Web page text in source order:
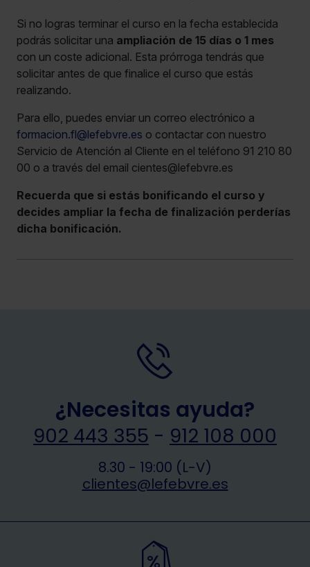
Si no logras terminar el curso en la fecha establecida
podrás solicitar una ampliación de 15 días o 1 mes
con un coste adicional. Esta prórroga tendrás que
solicitar antes de que finalice el curso que estás
realizando.
Para ello, puedes enviar un correo electrónico a
formacion.fl@lefebvre.es o contactar con nuestro
Servicio de Atención al Cliente en el teléfono 91 210 80
00 o a través del email cientes@lefebvre.es
Recuerda que si estás bonificando el curso y
decides ampliar la fecha de finalización perderías
dicha bonificación.
¿Necesitas ayuda?
902 443 355 - 912 108 000
8.30 - 19:00 (L-V)
clientes@lefebvre.es